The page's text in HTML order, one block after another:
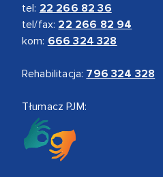
tel: 22 266 82 36
tel/fax: 22 266 82 94
kom: 666 324 328
Rehabilitacja: 796 324 328
Tłumacz PJM: